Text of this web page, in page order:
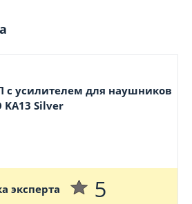
с усилителем для наушников
KA13 Silver
эксперта 5